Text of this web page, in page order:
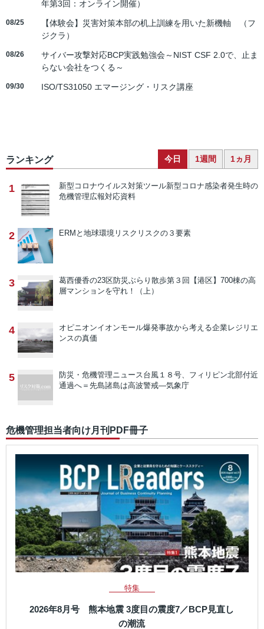
年第3回：オンライン開催）
08/25
【体験会】災害対策本部の机上訓練を用いた新機軸 （フ
ジクラ）
08/26
サイバー攻撃対応BCP実践勉強会～NIST CSF 2.0で、止ま
らない会社をつくる～
09/30 ISO/TS31050 エマージング・リスク講座
ランキング 今日 1週間 1ヵ月
1 新型コロナウイルス対策ツール新型コロナ感染者発生時の
危機管理広報対応資料
2 ERMと地球環境リスク リスクの３要素
3 葛西優香の23区防災ぶらり散歩第３回【港区】700棟の高
層マンションを守れ！（上）
4 オピニオンイオンモール爆発事故から考える企業レジリエ
ンスの真価
5 防災・危機管理ニュース台風１８号、フィリピン北部付近
通過へ＝先島諸島は高波警戒―気象庁
危機管理担当者向け月刊PDF冊子
特集
2026年8月号 熊本地震 3度目の震度7／BCP見直し
の潮流